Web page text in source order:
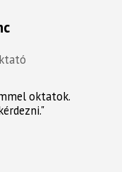
oktatok.